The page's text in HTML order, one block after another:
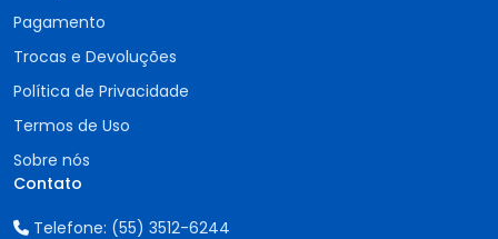
Pagamento
Trocas e Devoluções
Política de Privacidade
Termos de Uso
Sobre nós
Contato
Telefone: (55) 3512-6244